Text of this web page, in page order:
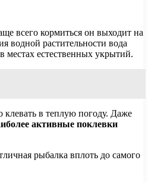
всего кормиться он выходит на
водной растительности вода
местах естественных укрытий.
клевать в теплую погоду. Даже
активные поклевки
рыбалка вплоть до самого